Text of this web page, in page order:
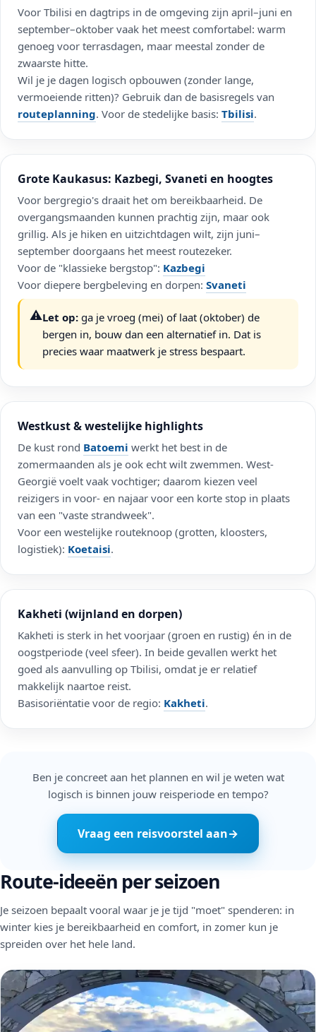
Voor Tbilisi en dagtrips in de omgeving zijn april–juni en
september–oktober vaak het meest comfortabel: warm
genoeg voor terrasdagen, maar meestal zonder de
zwaarste hitte.
Wil je je dagen logisch opbouwen (zonder lange,
vermoeiende ritten)? Gebruik dan de basisregels van
routeplanning. Voor de stedelijke basis: Tbilisi.
Grote Kaukasus: Kazbegi, Svaneti en hoogtes
Voor bergregio's draait het om bereikbaarheid. De
overgangsmaanden kunnen prachtig zijn, maar ook
grillig. Als je hiken en uitzichtdagen wilt, zijn juni–
september doorgaans het meest routezeker.
Voor de "klassieke bergstop": Kazbegi
Voor diepere bergbeleving en dorpen: Svaneti
⚠️Let op: ga je vroeg (mei) of laat (oktober) de
bergen in, bouw dan een alternatief in. Dat is
precies waar maatwerk je stress bespaart.
Westkust & westelijke highlights
De kust rond Batoemi werkt het best in de
zomermaanden als je ook echt wilt zwemmen. West-
Georgië voelt vaak vochtiger; daarom kiezen veel
reizigers in voor- en najaar voor een korte stop in plaats
van een "vaste strandweek".
Voor een westelijke routeknoop (grotten, kloosters,
logistiek): Koetaisi.
Kakheti (wijnland en dorpen)
Kakheti is sterk in het voorjaar (groen en rustig) én in de
oogstperiode (veel sfeer). In beide gevallen werkt het
goed als aanvulling op Tbilisi, omdat je er relatief
makkelijk naartoe reist.
Basisoriëntatie voor de regio: Kakheti.
Ben je concreet aan het plannen en wil je weten wat
logisch is binnen jouw reisperiode en tempo?
Vraag een reisvoorstel aan→
Route-ideeën per seizoen
Je seizoen bepaalt vooral waar je je tijd "moet" spenderen: in
winter kies je bereikbaarheid en comfort, in zomer kun je
spreiden over het hele land.